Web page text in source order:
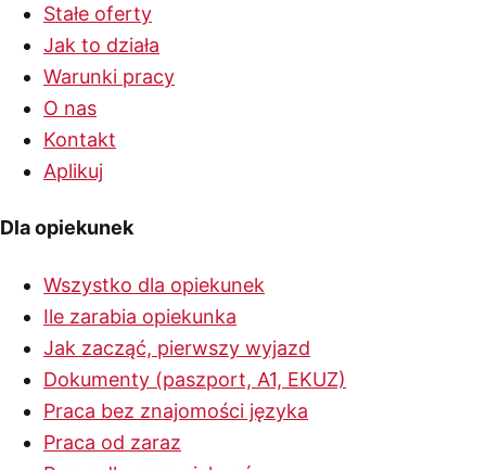
Stałe oferty
Jak to działa
Warunki pracy
O nas
Kontakt
Aplikuj
Dla opiekunek
Wszystko dla opiekunek
Ile zarabia opiekunka
Jak zacząć, pierwszy wyjazd
Dokumenty (paszport, A1, EKUZ)
Praca bez znajomości języka
Praca od zaraz